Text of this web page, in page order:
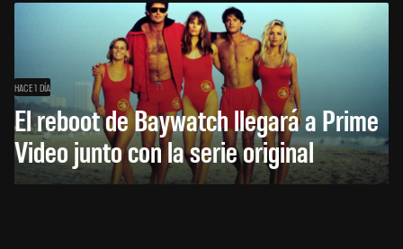
HACE 1 DÍA
El reboot de Baywatch llegará a Prime
Video junto con la serie original